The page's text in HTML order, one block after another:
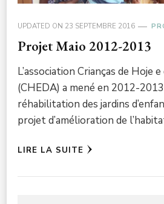
UPDATED ON 23 SEPTEMBRE 2016
Projet Maio 2012-2013
L’association Crianças de Hoje
(CHEDA) a mené en 2012-
réhabilitation des jardins
projet d’amélioration de
LIRE LA SUITE